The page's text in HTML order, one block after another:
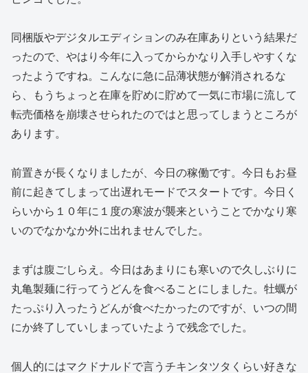
同梱版やデジタルエディションのみ在庫ありという結果だ
ったので、やはり今年に入ってからかなり入手しやすくな
ったようですね。こんなに急に品薄状態が解消されるな
ら、もうちょっと在庫を貯めに貯めて一気に市場に流して
転売価格を崩壊させられたのではと思ってしまうところが
あります。
前置きが長くなりましたが、今日の稼働です。今日もお昼
前に起きてしまって出遅れモードでスタートです。今日く
らいから１０年に１度の寒波が襲来ということでかなり寒
いのでなかなか外に出れませんでした。
まずは腹ごしらえ。今日はあまりにも寒いので久しぶりに
丸亀製麺に行ってうどんを食べることにしました。牡蠣が
たっぷり入ったうどんが食べたかったのですが、いつの間
にか終了していしまっていたようで残念でした。
個人的にはマクドナルドで言うチキンタツタくらい好きな